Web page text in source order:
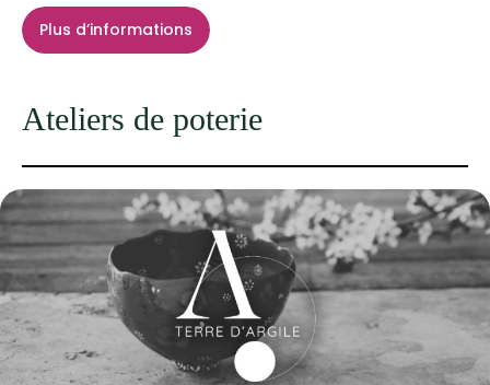
Plus d’informations
Ateliers de poterie